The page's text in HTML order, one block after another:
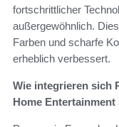
fortschrittlicher
außergewöhnlich.
Farben und scharfe
erheblich verbessert.
Wie integrieren sich
Home Entertainment